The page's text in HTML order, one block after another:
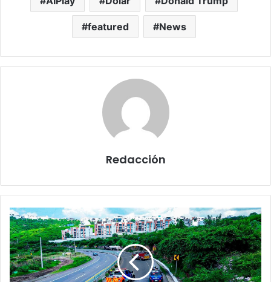
featured News
Redacción
Fuga
de
gas
tras
volcadura
de